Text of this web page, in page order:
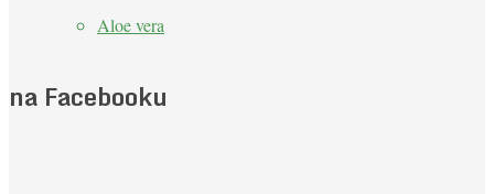
Aloe vera
na Facebooku